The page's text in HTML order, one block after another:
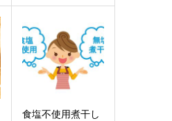
食塩不使用煮干し